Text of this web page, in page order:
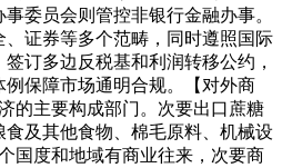
委员会则管控非银行金融办事。
证券等多个范畴，同时遵照国际
订多边反税基和利润转移公约，
保障市场通明合规。【对外商
的主要构成部门。次要出口蔗糖
及其他食物、棉毛原料、机械设
国度和地域有商业往来，次要商